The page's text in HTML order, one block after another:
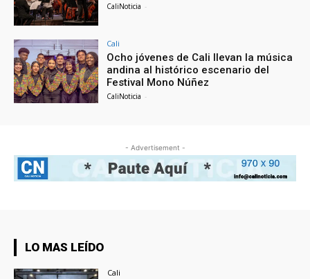
CaliNoticia -
Cali
Ocho jóvenes de Cali llevan la música
andina al histórico escenario del
Festival Mono Núñez
CaliNoticia -
- Advertisement -
LO MAS LEÍDO
Cali